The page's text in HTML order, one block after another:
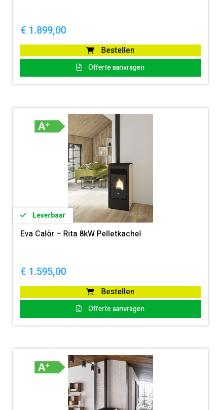
€ 1.899,00
Bestellen
Offerte aanvragen
Leverbaar
Eva Calòr – Rita 8kW Pelletkachel
€ 1.595,00
Bestellen
Offerte aanvragen